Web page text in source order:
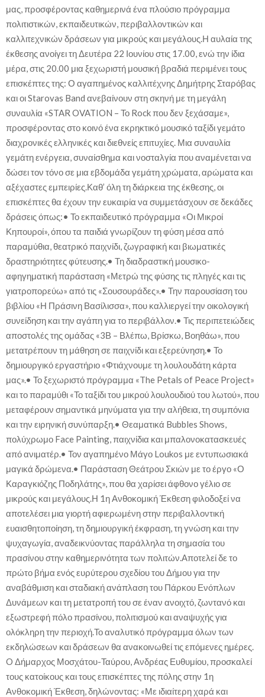
μας, προσφέροντας καθημερινά ένα πλούσιο πρόγραμμα
πολιτιστικών, εκπαιδευτικών, περιβαλλοντικών και
καλλιτεχνικών δράσεων για μικρούς και μεγάλους.Η αυλαία της
έκθεσης ανοίγει τη Δευτέρα 22 Ιουνίου στις 17.00, ενώ την ίδια
μέρα, στις 20.00 μια ξεχωριστή μουσική βραδιά περιμένει τους
επισκέπτες της: Ο αγαπημένος καλλιτέχνης Δημήτρης Σταρόβας
και οι Starovas Band ανεβαίνουν στη σκηνή με τη μεγάλη
συναυλία «STAR OVATION – Το Rock που δεν ξεχάσαμε»,
προσφέροντας στο κοινό ένα εκρηκτικό μουσικό ταξίδι γεμάτο
διαχρονικές ελληνικές και διεθνείς επιτυχίες. Μια συναυλία
γεμάτη ενέργεια, συναίσθημα και νοσταλγία που αναμένεται να
δώσει τον τόνο σε μια εβδομάδα γεμάτη χρώματα, αρώματα και
αξέχαστες εμπειρίες.Καθ’ όλη τη διάρκεια της έκθεσης, οι
επισκέπτες θα έχουν την ευκαιρία να συμμετάσχουν σε δεκάδες
δράσεις όπως:• Το εκπαιδευτικό πρόγραμμα «Οι Μικροί
Κηπουροί», όπου τα παιδιά γνωρίζουν τη φύση μέσα από
παραμύθια, θεατρικό παιχνίδι, ζωγραφική και βιωματικές
δραστηριότητες φύτευσης.• Τη διαδραστική μουσικο-
αφηγηματική παράσταση «Μετρώ της φύσης τις πληγές και τις
γιατροπορεύω» από τις «Σουσουράδες».• Την παρουσίαση του
βιβλίου «Η Πράσινη Βασίλισσα», που καλλιεργεί την οικολογική
συνείδηση και την αγάπη για το περιβάλλον.• Τις περιπετειώδεις
αποστολές της ομάδας «3Β – Βλέπω, Βρίσκω, Βοηθάω», που
μετατρέπουν τη μάθηση σε παιχνίδι και εξερεύνηση.• Το
δημιουργικό εργαστήριο «Φτιάχνουμε τη λουλουδάτη κάρτα
μας».• Το ξεχωριστό πρόγραμμα «The Petals of Peace Project»
και το παραμύθι «Το ταξίδι του μικρού λουλουδιού του λωτού», που
μεταφέρουν σημαντικά μηνύματα για την αλήθεια, τη συμπόνια
και την ειρηνική συνύπαρξη.• Θεαματικά Bubbles Shows,
πολύχρωμο Face Painting, παιχνίδια και μπαλονοκατασκευές
από ανιματέρ.• Τον αγαπημένο Μάγο Loukos με εντυπωσιακά
μαγικά δρώμενα.• Παράσταση Θεάτρου Σκιών με το έργο «Ο
Καραγκιόζης Ποδηλάτης», που θα χαρίσει άφθονο γέλιο σε
μικρούς και μεγάλους.Η 1η Ανθοκομική Έκθεση φιλοδοξεί να
αποτελέσει μια γιορτή αφιερωμένη στην περιβαλλοντική
ευαισθητοποίηση, τη δημιουργική έκφραση, τη γνώση και την
ψυχαγωγία, αναδεικνύοντας παράλληλα τη σημασία του
πρασίνου στην καθημερινότητα των πολιτών.Αποτελεί δε το
πρώτο βήμα ενός ευρύτερου σχεδίου του Δήμου για την
αναβάθμιση και σταδιακή ανάπλαση του Πάρκου Ενόπλων
Δυνάμεων και τη μετατροπή του σε έναν ανοιχτό, ζωντανό και
εξωστρεφή πόλο πρασίνου, πολιτισμού και αναψυχής για
ολόκληρη την περιοχή.Το αναλυτικό πρόγραμμα όλων των
εκδηλώσεων και δράσεων θα ανακοινωθεί τις επόμενες ημέρες.
O Δήμαρχος Μοσχάτου-Ταύρου, Ανδρέας Ευθυμίου, προσκαλεί
τους κατοίκους και τους επισκέπτες της πόλης στην 1η
Ανθοκομική Έκθεση, δηλώνοντας: «Με ιδιαίτερη χαρά και